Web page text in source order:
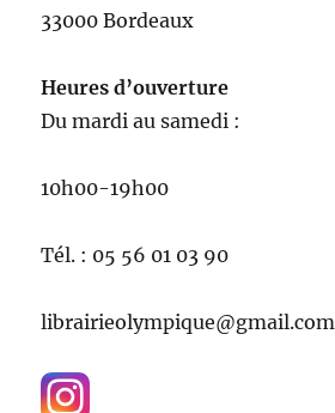
33000 Bordeaux
Heures d’ouverture
Du mardi au samedi :
10h00-19h00
Tél. : 05 56 01 03 90
librairieolympique@gmail.com